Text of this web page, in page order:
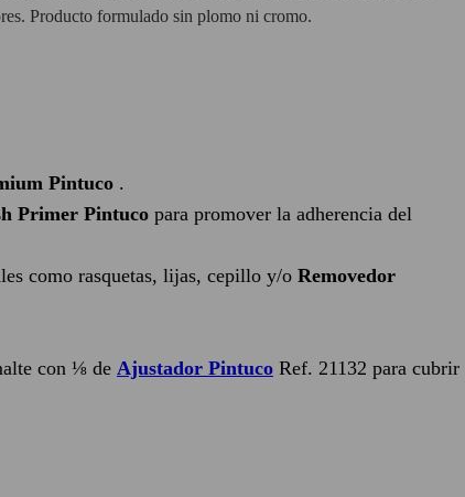
Producto formulado sin plomo ni cromo.
Pintuco .
Primer Pintuco para promover la adherencia del
como rasquetas, lijas, cepillo y/o Removedor
con ⅛ de Ajustador Pintuco Ref. 21132 para cubrir